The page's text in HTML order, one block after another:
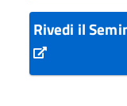
Rivedi il